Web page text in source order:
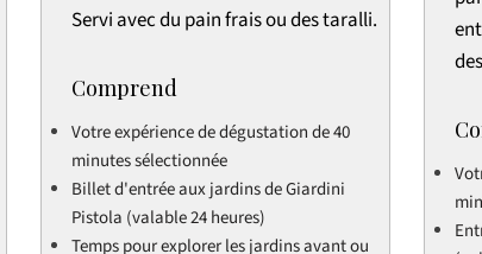
Servi avec du pain frais ou des taralli.
Comprend
Votre expérience de dégustation de 40
minutes sélectionnée
Billet d'entrée aux jardins de Giardini
Pistola (valable 24 heures)
Temps pour explorer les jardins avant ou